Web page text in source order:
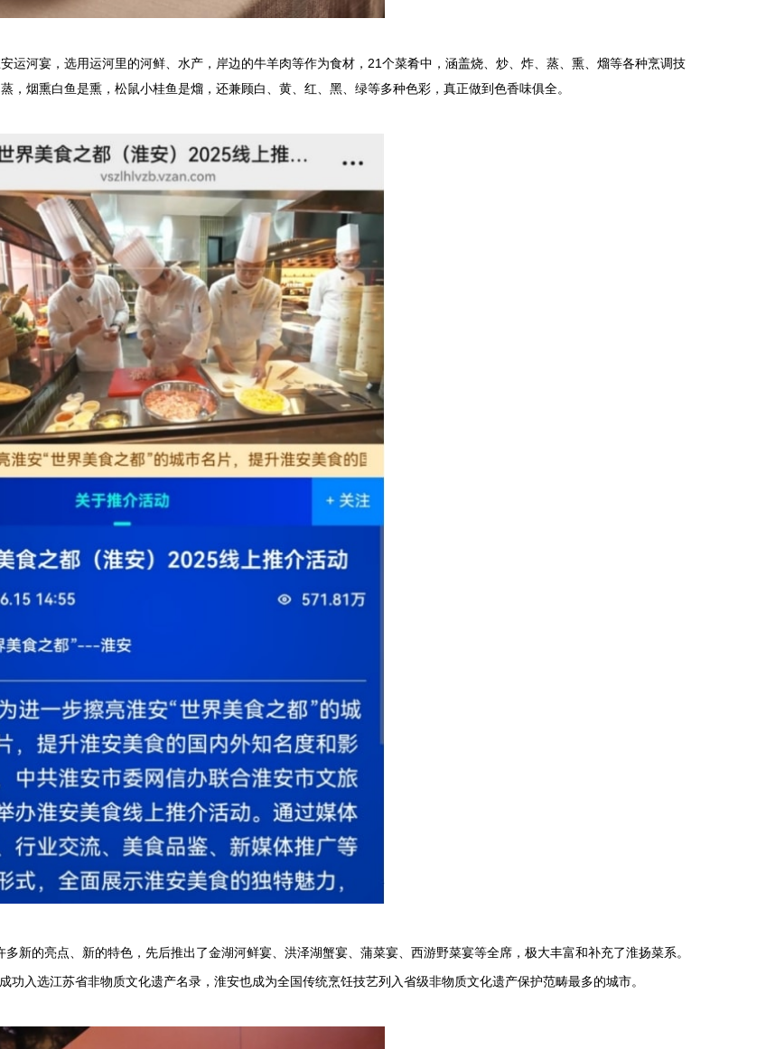
河宴，选用运河里的河鲜、水产，岸边的牛羊肉等作为食材， 21个菜肴中，涵盖烧、炒、炸、蒸、熏、熘等各种烹调技
烟熏白鱼是熏，松鼠小桂鱼是熘，还兼顾白、黄、红、黑、绿等多种色彩，真正做到色香味俱全。
新的亮点、新的特色，先后推出了金湖河鲜宴、洪泽湖蟹宴、蒲菜宴、西游野菜宴等全席，极大丰富和补充了淮扬菜系。
功入选江苏省非物质文化遗产名录，淮安也成为全国传统烹饪技艺列入省级非物质文化遗产保护范畴最多的城市。